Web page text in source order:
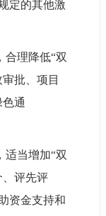
定的其他激
合理降低“双
批、项目
通
适当增加“双
、评先评
资金支持和